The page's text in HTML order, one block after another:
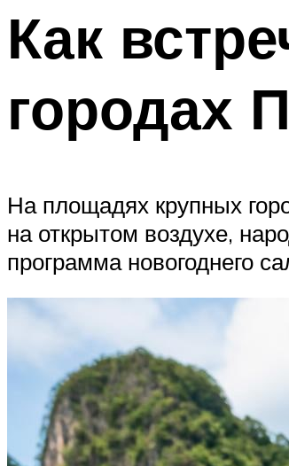
Как
городах
На площадях крупных
на открытом воздухе,
программа новогоднего